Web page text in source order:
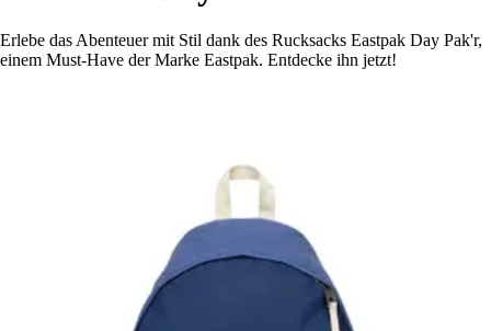
Erlebe das Abenteuer mit Stil dank des Rucksacks Eastpak Day Pak'r,
einem Must-Have der Marke Eastpak. Entdecke ihn jetzt!